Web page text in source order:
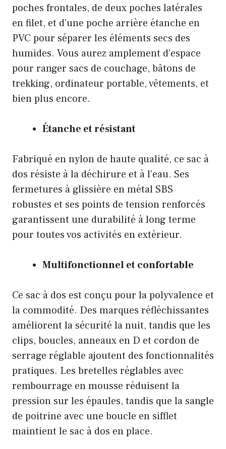
poches frontales, de deux poches latérales
en filet, et d’une poche arrière étanche en
PVC pour séparer les éléments secs des
humides. Vous aurez amplement d’espace
pour ranger sacs de couchage, bâtons de
trekking, ordinateur portable, vêtements, et
bien plus encore.
Étanche et résistant
Fabriqué en nylon de haute qualité, ce sac à
dos résiste à la déchirure et à l’eau. Ses
fermetures à glissière en métal SBS
robustes et ses points de tension renforcés
garantissent une durabilité à long terme
pour toutes vos activités en extérieur.
Multifonctionnel et confortable
Ce sac à dos est conçu pour la polyvalence et
la commodité. Des marques réfléchissantes
améliorent la sécurité la nuit, tandis que les
clips, boucles, anneaux en D et cordon de
serrage réglable ajoutent des fonctionnalités
pratiques. Les bretelles réglables avec
rembourrage en mousse réduisent la
pression sur les épaules, tandis que la sangle
de poitrine avec une boucle en sifflet
maintient le sac à dos en place.